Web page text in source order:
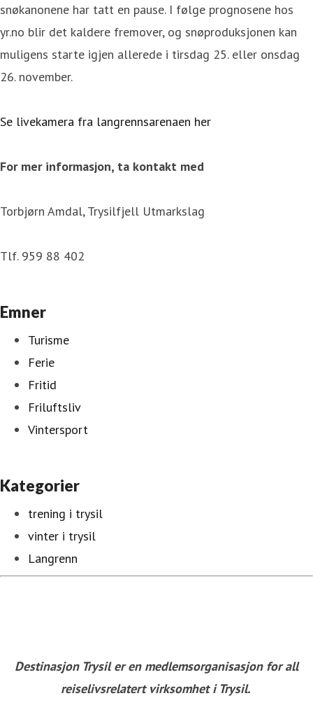
snøkanonene har tatt en pause. I følge prognosene hos
yr.no blir det kaldere fremover, og snøproduksjonen kan
muligens starte igjen allerede i tirsdag 25. eller onsdag
26. november.
Se livekamera fra langrennsarenaen her
For mer informasjon, ta kontakt med
Torbjørn Amdal, Trysilfjell Utmarkslag
Tlf. 959 88 402
Emner
Turisme
Ferie
Fritid
Friluftsliv
Vintersport
Kategorier
trening i trysil
vinter i trysil
Langrenn
Destinasjon Trysil er en medlemsorganisasjon for all
reiselivsrelatert virksomhet i Trysil.